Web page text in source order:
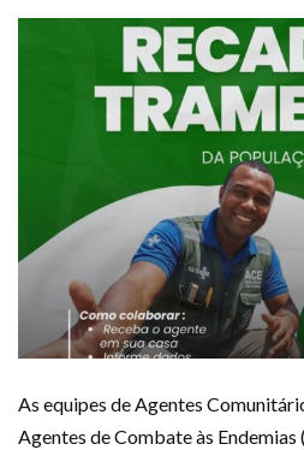
As equipes de Agentes
Agentes de Combate às